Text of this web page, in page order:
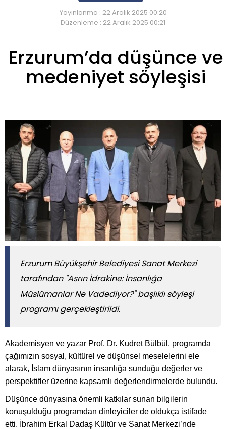
Yayınlanma : 22 Aralık 2025 00:20
Düzenleme : 22 Aralık 2025 00:21
Erzurum’da düşünce ve
medeniyet söyleşisi
Erzurum Büyükşehir Belediyesi Sanat Merkezi
tarafından "Asrın İdrakine: İnsanlığa
Müslümanlar Ne Vadediyor?" başlıklı söyleşi
programı gerçekleştirildi.
Akademisyen ve yazar Prof. Dr. Kudret Bülbül, programda
çağımızın sosyal, kültürel ve düşünsel meselelerini ele
alarak, İslam dünyasının insanlığa sunduğu değerler ve
perspektifler üzerine kapsamlı değerlendirmelerde bulundu.
Düşünce dünyasına önemli katkılar sunan bilgilerin
konuşulduğu programdan dinleyiciler de oldukça istifade
etti. İbrahim Erkal Dadaş Kültür ve Sanat Merkezi’nde